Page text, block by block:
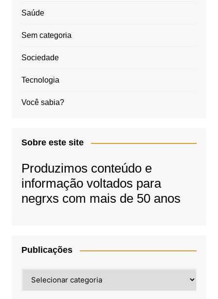
Saúde
Sem categoria
Sociedade
Tecnologia
Você sabia?
Sobre este site
Produzimos conteúdo e
informação voltados para
negrxs com mais de 50 anos
Publicações